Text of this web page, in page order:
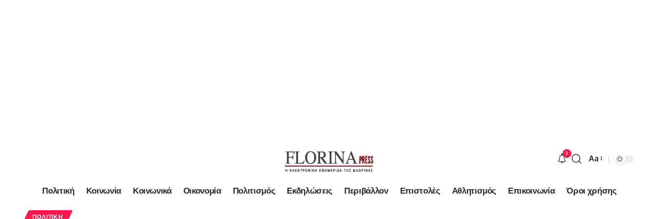
9
Font
Aa
Πολιτική Κοινωνία Κοινωνικά Οικονομία Πολιτισμός Εκδηλώσεις Περιβάλλον Επιστολές Αθλητισμός Επικοινωνία Όροι χρήσης
ΠΟΛΙΤΙΚΉ